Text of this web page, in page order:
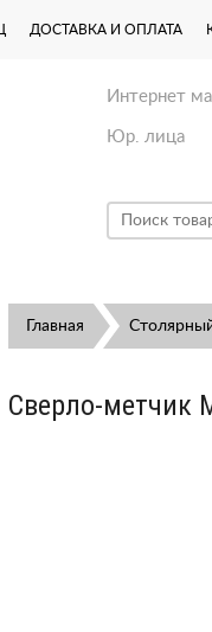
ДОСТАВКА И ОПЛАТА
Интернет
Юр. лица
Главная
Сверло-метчик